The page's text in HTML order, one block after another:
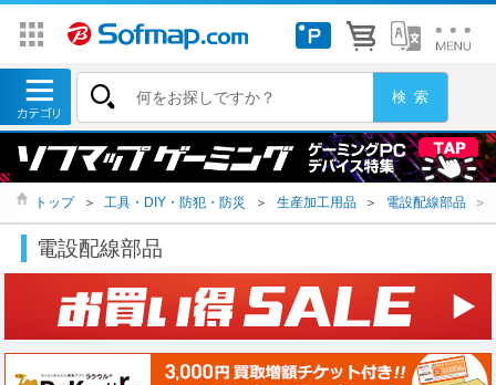
トップ ＞ 工具・DIY・防犯・防災 ＞ 生産加工用品 ＞ 電設配線部品 ＞
電設配線部品